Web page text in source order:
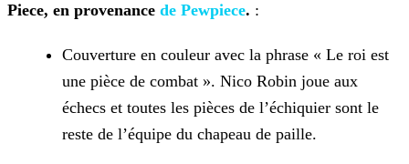
Piece, en provenance de Pewpiece. :
Couverture en couleur avec la phrase « Le roi est
une pièce de combat ». Nico Robin joue aux
échecs et toutes les pièces de l’échiquier sont le
reste de l’équipe du chapeau de paille.